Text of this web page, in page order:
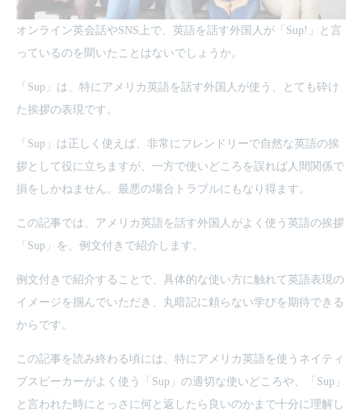
オンライン英会話やSNS上で、英語を話す外国人が「Sup!」と言
っているのを聞いたことはないでしょうか。
「Sup」は、特にアメリカ英語を話す外国人が使う、とても砕け
た挨拶の表現です。
「Sup」は正しく使えば、非常にフレンドリーで自然な英語の挨
拶として役に立ちますが、一方で使いどころを誤れば人間関係で
損をしかねません。最悪の場合トラブルにもなり得ます。
この記事では、アメリカ英語を話す外国人がよく使う英語の挨拶
「Sup」を、例文付きで紹介します。
例文付きで紹介することで、具体的な使い方に触れて英語表現の
イメージを掴んでいただき、丸暗記に頼らない学びを期待できる
からです。
この記事を読み終わる頃には、特にアメリカ英語を使うネイティ
ブスピーカーがよく使う「Sup」の適切な使いどころや、「Sup」
と言われた時にとっさに何と返したら良いのかまで十分に理解し